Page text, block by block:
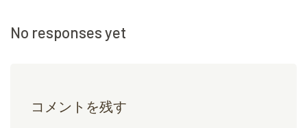
No responses yet
コメントを残す